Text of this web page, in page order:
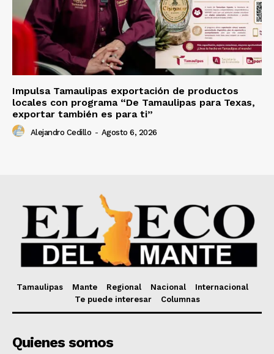
Impulsa Tamaulipas exportación de productos
locales con programa “De Tamaulipas para Texas,
exportar también es para ti”
Alejandro Cedillo - Agosto 6, 2026
Tamaulipas Mante Regional Nacional
Internacional
Te puede interesar
Columnas
Quienes somos